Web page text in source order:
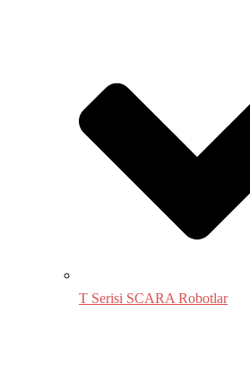
T Serisi SCARA Robotlar